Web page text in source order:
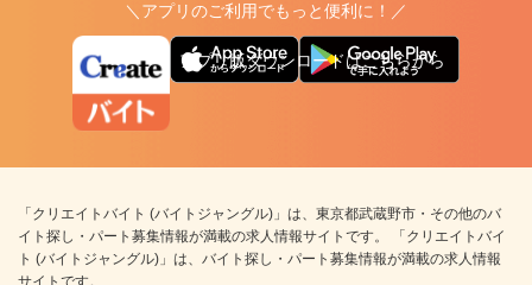
＼アプリのご利用でもっと便利に！／
アプリ版ダウンロードはこちらから
「クリエイトバイト (バイトジャングル)」は、東京都武蔵野市・その他のバ
イト探し・パート募集情報が満載の求人情報サイトです。 「クリエイトバイ
ト (バイトジャングル)」は、バイト探し・パート募集情報が満載の求人情報
サイトです。